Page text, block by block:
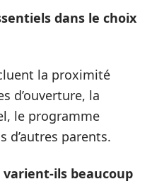
dans le choix
la proximité
d’ouverture, la
le programme
d’autres parents.
varient-ils beaucoup